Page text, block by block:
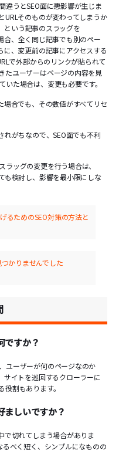
違うとSEO面に悪影響が生じま
URLそのものが変わってしまうか
いう記事のスラッグを
合、全く同じ記事でも別のペー
に、変更前の記事にアクセスする
で外部からのリンクが貼られて
たユーザーはページの内容を見
た場合は、変更も必要です。
場合でも、その数値がすべてリセ
れがちなので、SEO面でも不利
ッグの変更を行う場合は、
も検討し、影響を最小限にしな
るためのSEO対策の方法と
つかりませんでした
ですか？
ユーザーが何のページなのか
サイトを巡回するクローラーに
割もあります。
ましいですか？
で切れてしまう場合がありま
るべく短く、シンプルになものの